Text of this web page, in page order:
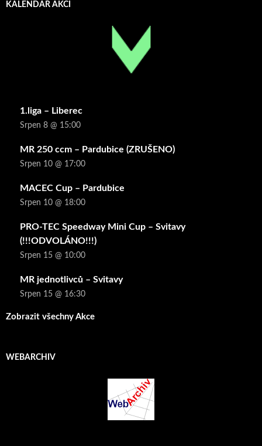
KALENDÁŘ AKCÍ
1.liga – Liberec
Srpen 8 @ 15:00
MR 250 ccm – Pardubice (ZRUŠENO)
Srpen 10 @ 17:00
MACEC Cup – Pardubice
Srpen 10 @ 18:00
PRO-TEC Speedway Mini Cup – Svitavy
(!!!ODVOLÁNO!!!)
Srpen 15 @ 10:00
MR jednotlivců – Svitavy
Srpen 15 @ 16:30
Zobrazit všechny Akce
WEBARCHIV